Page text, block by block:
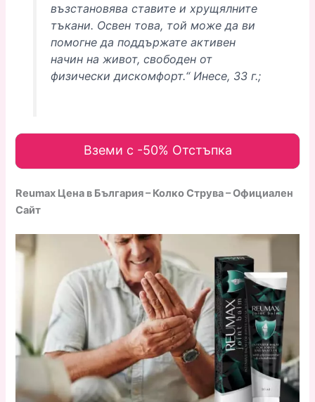
възстановява ставите и хрущялните
тъкани. Освен това, той може да ви
помогне да поддържате активен
начин на живот, свободен от
физически дискомфорт.“ Инесе, 33 г.;
Вземи с -50% Отстъпка
Reumax Цена в България – Колко Струва – Официален
Сайт